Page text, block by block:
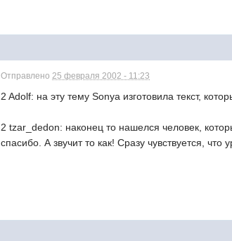
Отправлено 25 февраля 2002 - 11:23
2 Adolf: на эту тему Sonya изготовила текст,
2 tzar_dedon: наконец то нашелся человек,
спасибо. А звучит то как! Сразу чувствуется, что